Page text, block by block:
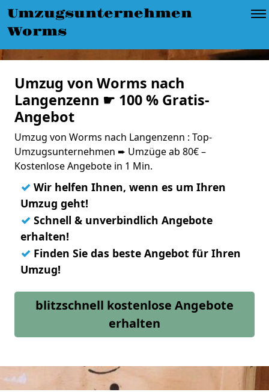
Umzugsunternehmen
Worms
Umzug von Worms nach
Langenzenn ☛ 100 % Gratis-
Angebot
Umzug von Worms nach Langenzenn : Top-
Umzugsunternehmen ➨ Umzüge ab 80€ –
Kostenlose Angebote in 1 Min.
✓ Wir helfen Ihnen, wenn es um Ihren
Umzug geht!
✓ Schnell & unverbindlich Angebote
erhalten!
✓ Finden Sie das beste Angebot für Ihren
Umzug!
blitzschnell kostenlose Angebote
erhalten